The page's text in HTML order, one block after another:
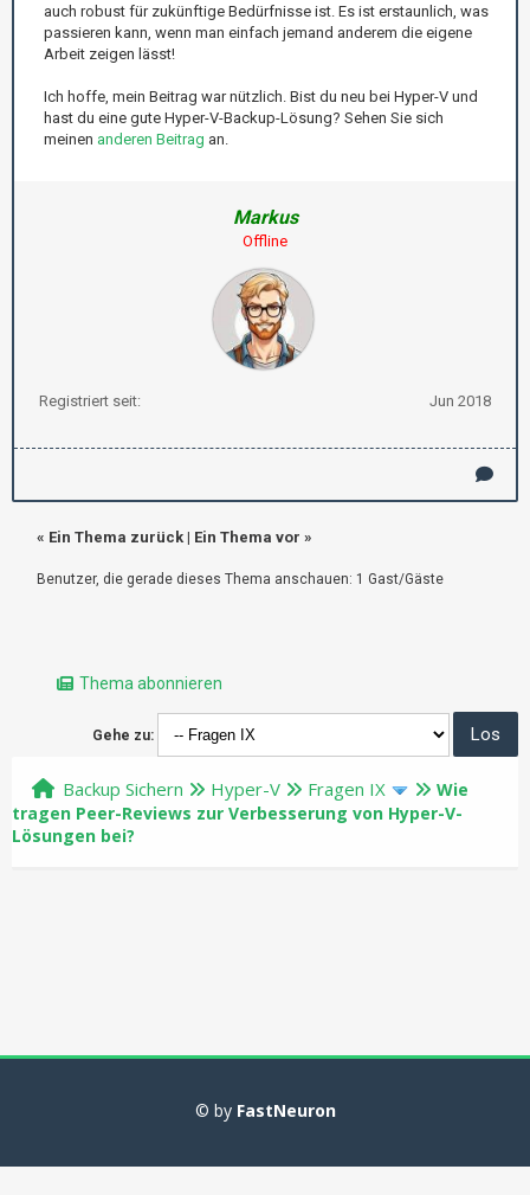
auch robust für zukünftige Bedürfnisse ist. Es ist erstaunlich, was
passieren kann, wenn man einfach jemand anderem die eigene
Arbeit zeigen lässt!
Ich hoffe, mein Beitrag war nützlich. Bist du neu bei Hyper-V und
hast du eine gute Hyper-V-Backup-Lösung? Sehen Sie sich
meinen anderen Beitrag an.
Markus
Offline
Registriert seit: Jun 2018
« Ein Thema zurück | Ein Thema vor »
Benutzer, die gerade dieses Thema anschauen: 1 Gast/Gäste
Thema abonnieren
Gehe zu:
Backup Sichern Hyper-V Fragen IX
Wie
tragen Peer-Reviews zur Verbesserung von Hyper-V-
Lösungen bei?
© by FastNeuron